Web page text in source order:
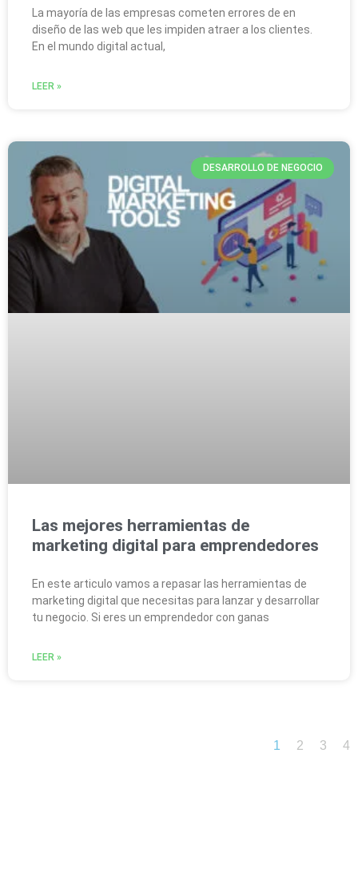
La mayoría de las empresas cometen errores de en
diseño de las web que les impiden atraer a los clientes.
En el mundo digital actual,
LEER »
DESARROLLO DE NEGOCIO
Las mejores herramientas de
marketing digital para emprendedores
En este articulo vamos a repasar las herramientas de
marketing digital que necesitas para lanzar y desarrollar
tu negocio. Si eres un emprendedor con ganas
LEER »
1 2 3 4